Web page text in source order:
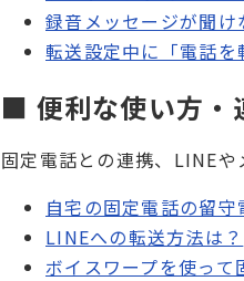
録音メッセージが聞け
転送設定中に「電話
■ 便利な使い方・
固定電話との連携、LINE
自宅の固定電話の留
LINEへの転送方法は？
ボイスワープを使っ